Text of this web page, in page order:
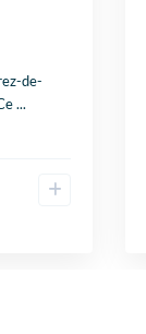
de-
...